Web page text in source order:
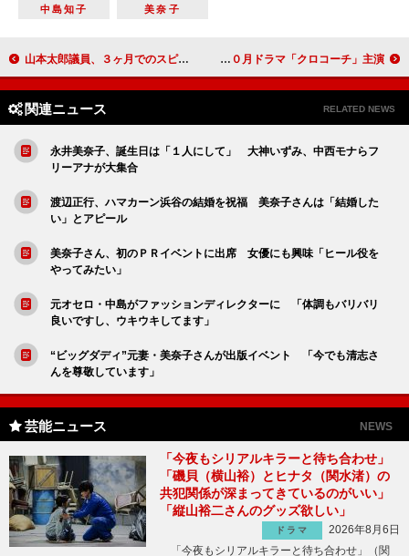
中島知子 美奈子
山本太郎議員、３ヶ月でのスピード離婚認める 元妻に「守ることができなくてごめん」 長瀬、「３億円事件」の真相に挑む！？ ＴＢＳ系１０月ドラマ「クロコーチ」主演
関連ニュース RELATED NEWS
永井美奈子、誕生日は「１人にして」 大神いずみ、中西モナらフ
リーアナが大集合
渡辺正行、ハマカーン浜谷の結婚を祝福 美奈子さんは「結婚した
い」とアピール
美奈子さん、初のＰＲイベントに出席 女優にも興味「ヒール役を
やってみたい」
元オセロ・中島がファッションディレクターに 「体調もバリバリ
良いですし、ウキウキしてます」
“ビッグダディ”元妻・美奈子さんが出版イベント 「今でも清志さ
んを尊敬しています」
芸能ニュース NEWS
「今夜もシリアルキラーと待ち合わせ」
「磯貝（横山裕）とヒナタ（関水渚）の
共犯関係が深まってきているのがいい」
「縦山裕二さんのグッズ欲しい」
ドラマ
2026年8月6日
「今夜もシリアルキラーと待ち合わせ」（関